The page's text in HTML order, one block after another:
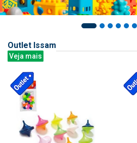
Outlet Issam
Veja mais